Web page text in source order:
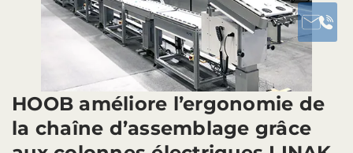
HOOB améliore l’ergonomie de
la chaîne d’assemblage grâce